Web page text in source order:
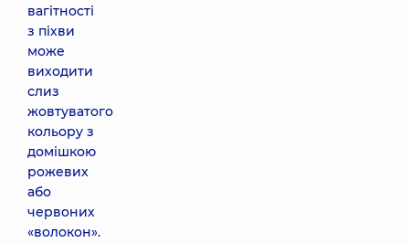
вагітності
з піхви
може
виходити
слиз
жовтуватого
кольору з
домішкою
рожевих
або
червоних
«волокон».